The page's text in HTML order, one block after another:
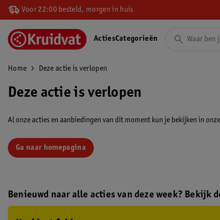
Voor 22:00 besteld, morgen in huis
ActiesCategorieën
Home Deze actie is verlopen
Deze actie is verlopen
Al onze acties en aanbiedingen van dit moment kun je bekijken in
Ga naar homepagina
Benieuwd naar alle acties van deze week? Bekijk